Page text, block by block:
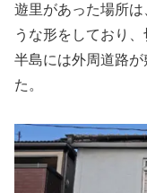
遊里があった場所
うな形をしており
半島には外周道路
た。